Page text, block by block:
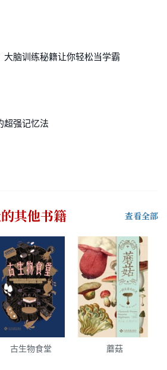
大脑训练秘籍让你轻松当学霸
超强记忆法
的其他书籍 查看全部
古生物食堂 蘑菇